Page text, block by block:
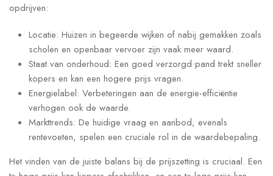
opdrijven:
Locatie: Huizen in begeerde wijken of nabij gemakken zoals
scholen en openbaar vervoer zijn vaak meer waard.
Staat van onderhoud: Een goed verzorgd pand trekt sneller
kopers en kan een hogere prijs vragen.
Energielabel: Verbeteringen aan de energie-efficiëntie
verhogen ook de waarde.
Markttrends: De huidige vraag en aanbod, evenals
rentevoeten, spelen een cruciale rol in de waardebepaling.
Het vinden van de juiste balans bij de prijszetting is cruciaal. Een